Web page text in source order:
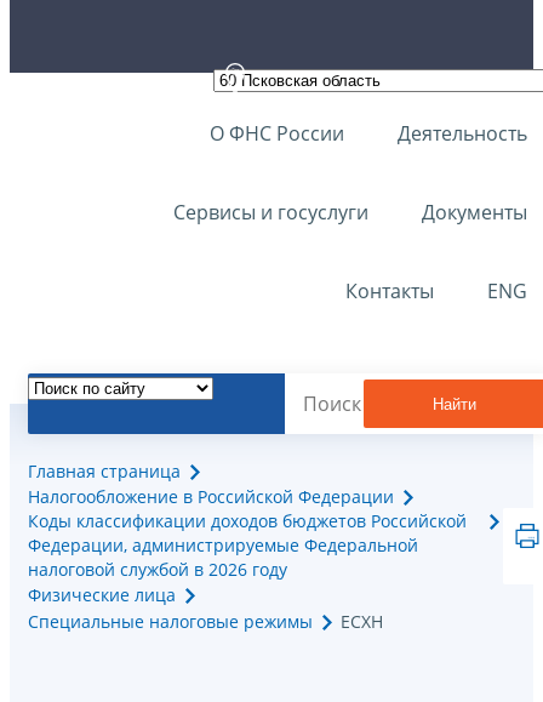
О ФНС России Деятельность
Сервисы и госуслуги Документы
Контакты ENG
Найти
Главная страница
Налогообложение в Российской Федерации
Коды классификации доходов бюджетов Российской
Федерации, администрируемые Федеральной
налоговой службой в 2026 году
Физические лица
Специальные налоговые режимы
ЕСХН